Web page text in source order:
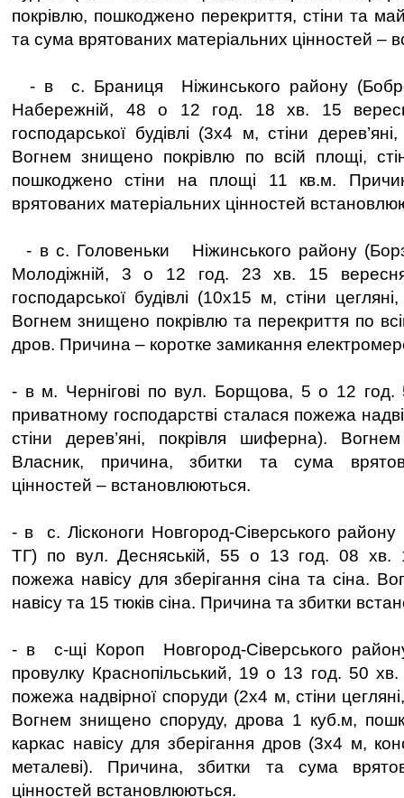
покрівлю, пошкоджено перекриття, стіни та
та сума врятованих матеріальних цінностей –
- в с. Браниця Ніжинського району
Набережній, 48 о 12 год. 18 хв. 15
господарської будівлі (3х4 м, стіни
Вогнем знищено покрівлю по всій площі,
пошкоджено стіни на площі 11 кв.м.
врятованих матеріальних цінностей
- в с. Головеньки Ніжинського району
Молодіжній, 3 о 12 год. 23 хв. 15
господарської будівлі (10х15 м, стіни
Вогнем знищено покрівлю та перекриття по
дров. Причина – коротке замикання
- в м. Чернігові по вул. Борщова, 5 о 12
приватному господарстві сталася пожежа
стіни дерев’яні, покрівля шиферна).
Власник, причина, збитки та сума
цінностей – встановлюються.
- в с. Лісконоги Новгород-Сіверського району
ТГ) по вул. Десняській, 55 о 13 год. 08 хв.
пожежа навісу для зберігання сіна та сіна.
навісу та 15 тюків сіна. Причина та збитки
- в с-щі Короп Новгород-Сіверського
провулку Краснопільський, 19 о 13 год. 50
пожежа надвірної споруди (2х4 м, стіни
Вогнем знищено споруду, дрова 1 куб.м,
каркас навісу для зберігання дров (3х4 м,
металеві). Причина, збитки та сума
цінностей встановлюються.